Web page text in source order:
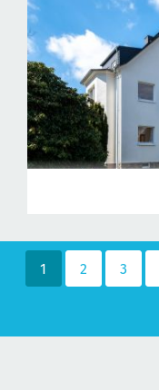
1 2 3